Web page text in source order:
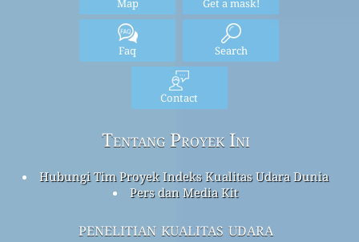
Map Get a mask!
Faq Search
Contact
Tentang Proyek Ini
Hubungi Tim Proyek Indeks Kualitas Udara Dunia
Pers dan Media Kit
penelitian kualitas udara